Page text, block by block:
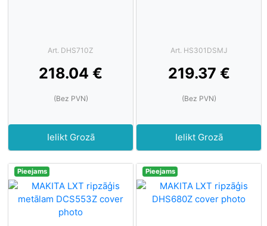
Art. DHS710Z
218.04 €
(Bez PVN)
Ielikt Grozā
Art. HS301DSMJ
219.37 €
(Bez PVN)
Ielikt Grozā
Pieejams Pieejams